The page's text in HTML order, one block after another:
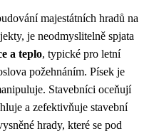
majestátních hradů na
je neodmyslitelně spjata
a teplo, typické pro letní
požehnáním. Písek je
Stavebníci oceňují
a zefektivňuje stavební
hrady, které se pod